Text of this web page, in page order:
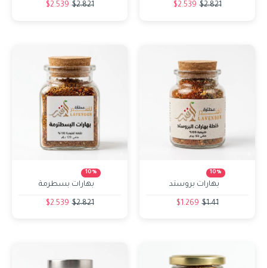
$2.821
$2.539
$2.821
$2.539
10%
بهارات بروستد
$1.41
$1.269
10%
بهارات بسطرمة
$2.821
$2.539